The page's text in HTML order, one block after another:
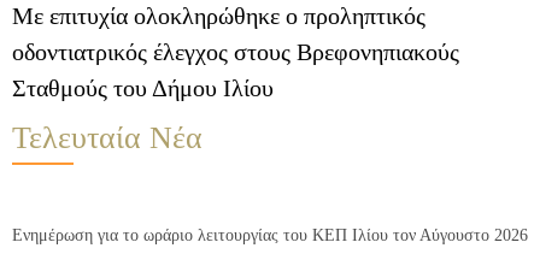
Με επιτυχία ολοκληρώθηκε ο προληπτικός
οδοντιατρικός έλεγχος στους Βρεφονηπιακούς
Σταθμούς του Δήμου Ιλίου
Τελευταία Νέα
Ενημέρωση για το ωράριο λειτουργίας του ΚΕΠ Ιλίου τον Αύγουστο 2026